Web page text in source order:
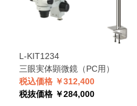
L-KIT1234
三眼実体顕微鏡（PC用）
税込価格 ￥312,400
税抜価格 ￥284,000